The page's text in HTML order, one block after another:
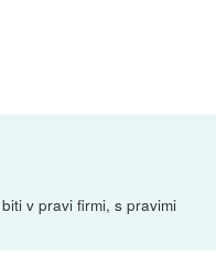
v pravi firmi, s pravimi